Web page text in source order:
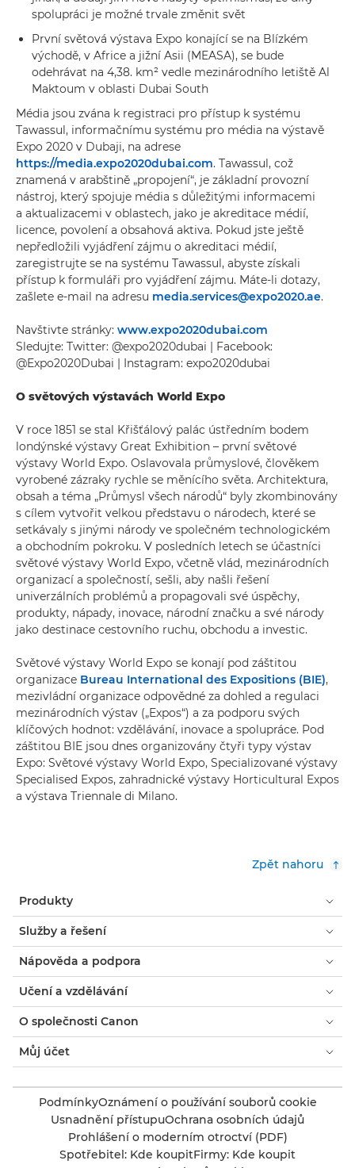
spolupráci je možné trvale změnit svět
První světová výstava Expo konající se na Blízkém
východě, v Africe a jižní Asii (MEASA), se bude
odehrávat na 4,38. km² vedle mezinárodního letiště Al
Maktoum v oblasti Dubai South
Média jsou zvána k registraci pro přístup k systému
Tawassul, informačnímu systému pro média na výstavě
Expo 2020 v Dubaji, na adrese
https://media.expo2020dubai.com. Tawassul, což
znamená v arabštině „propojení“, je základní provozní
nástroj, který spojuje média s důležitými informacemi
a aktualizacemi v oblastech, jako je akreditace médií,
licence, povolení a obsahová aktiva. Pokud jste ještě
nepředložili vyjádření zájmu o akreditaci médií,
zaregistrujte se na systému Tawassul, abyste získali
přístup k formuláři pro vyjádření zájmu. Máte-li dotazy,
zašlete e-mail na adresu media.services@expo2020.ae.
Navštivte stránky: www.expo2020dubai.com
Sledujte: Twitter: @expo2020dubai | Facebook:
@Expo2020Dubai | Instagram: expo2020dubai
O světových výstavách World Expo
V roce 1851 se stal Křišťálový palác ústředním bodem
londýnské výstavy Great Exhibition – první světové
výstavy World Expo. Oslavovala průmyslové, člověkem
vyrobené zázraky rychle se měnícího světa. Architektura,
obsah a téma „Průmysl všech národů“ byly zkombinovány
s cílem vytvořit velkou představu o národech, které se
setkávaly s jinými národy ve společném technologickém
a obchodním pokroku. V posledních letech se účastníci
světové výstavy World Expo, včetně vlád, mezinárodních
organizací a společností, sešli, aby našli řešení
univerzálních problémů a propagovali své úspěchy,
produkty, nápady, inovace, národní značku a své národy
jako destinace cestovního ruchu, obchodu a investic.
Světové výstavy World Expo se konají pod záštitou
organizace Bureau International des Expositions (BIE),
mezivládní organizace odpovědné za dohled a regulaci
mezinárodních výstav („Expos“) a za podporu svých
klíčových hodnot: vzdělávání, inovace a spolupráce. Pod
záštitou BIE jsou dnes organizovány čtyři typy výstav
Expo: Světové výstavy World Expo, Specializované výstavy
Specialised Expos, zahradnické výstavy Horticultural Expos
a výstava Triennale di Milano.
Zpět nahoru
Produkty
Služby a řešení
Nápověda a podpora
Učení a vzdělávání
O společnosti Canon
Můj účet
PodmínkyOznámení o používání souborů cookie
Usnadnění přístupuOchrana osobních údajů
Prohlášení o moderním otroctví (PDF)
Spotřebitel: Kde koupitFirmy: Kde koupit